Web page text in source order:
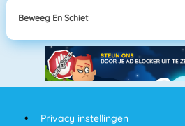
Beweeg En Schiet
Privacy instellingen